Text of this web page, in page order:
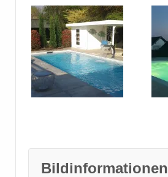
Bildinformationen